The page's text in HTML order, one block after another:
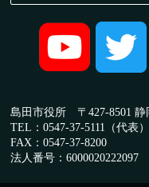
島田市役所 〒427-8501
TEL：0547-37-5111（代表）
FAX：0547-37-8200
法人番号：6000020222097